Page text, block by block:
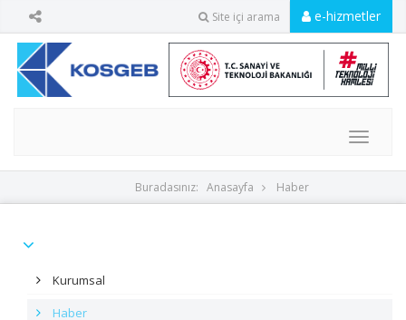
Site içi arama e-hizmetler
MENU
Buradasınız: Anasayfa Haber
Kurumsal
Haber